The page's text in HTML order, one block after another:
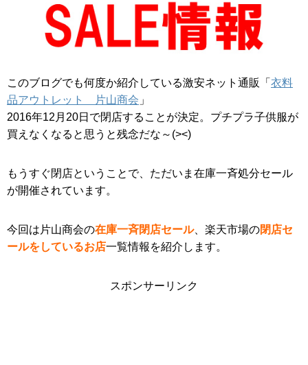
このブログでも何度か紹介している激安ネット通販「 衣料
品アウトレット 片山商会 」
2016年12月20日で閉店することが決定。プチプラ子供服が
買えなくなると思うと残念だな～(><)
もうすぐ閉店ということで、ただいま在庫一斉処分セール
が開催されています。
今回は片山商会の在庫一斉閉店セール、楽天市場の閉店セ
ールをしているお店一覧情報を紹介します。
スポンサーリンク